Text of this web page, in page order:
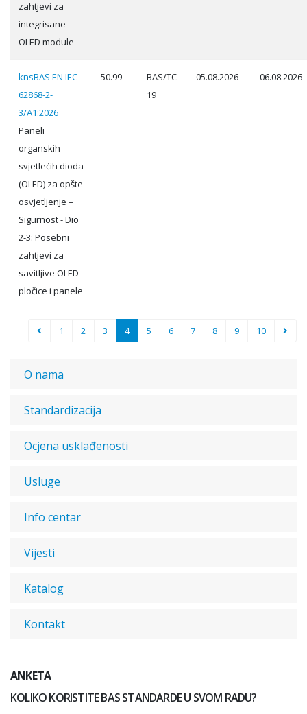
zahtjevi za
integrisane
OLED module
knsBAS EN IEC
62868-2-
3/A1:2026
Paneli
organskih
svjetlećih dioda
(OLED) za opšte
osvjetljenje –
Sigurnost - Dio
2-3: Posebni
zahtjevi za
savitljive OLED
pločice i panele
50.99
BAS/TC
19
05.08.2026 06.08.2026
1 2 3 4 5 6 7 8 9 10
O nama
Standardizacija
Ocjena usklađenosti
Usluge
Info centar
Vijesti
Katalog
Kontakt
ANKETA
KOLIKO KORISTITE BAS STANDARDE U SVOM RADU?